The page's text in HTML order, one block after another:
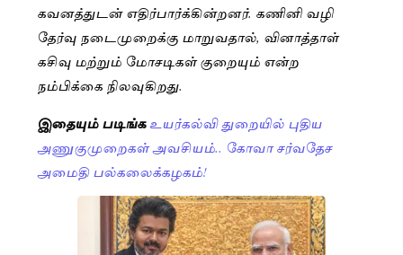
கவனத்துடன் எதிர்பார்க்கின்றனர். கணினி வழி
தேர்வு நடைமுறைக்கு மாறுவதால், வினாத்தாள்
கசிவு மற்றும் மோசடிகள் குறையும் என்ற
நம்பிக்கை நிலவுகிறது.
இதையும் படிங்கஉயர்கல்வி துறையில் புதிய
அணுகுமுறைகள் அவசியம்.. கோவா சர்வதேச
அமைதி பல்கலைக்கழகம்!